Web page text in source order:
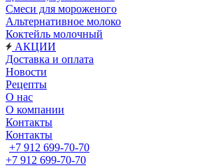
Смеси для мороженого
Альтернативное молоко
Коктейль молочный
АКЦИИ
Доставка и оплата
Новости
Рецепты
О нас
О компании
Контакты
Контакты
+7 912 699-70-70
+7 912 699-70-70